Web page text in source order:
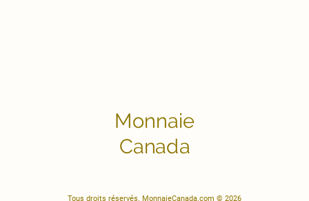
Monnaie
Canada
Tous droits réservés. MonnaieCanada.com © 2026